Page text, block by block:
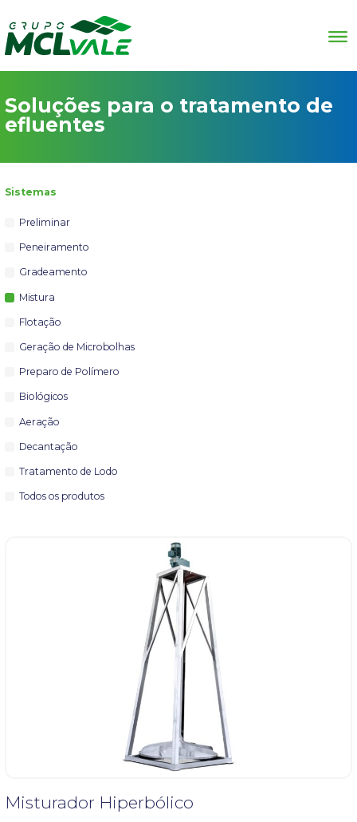
Soluções para o tratamento de
efluentes
Sistemas
Preliminar
Peneiramento
Gradeamento
Mistura
Flotação
Geração de Microbolhas
Preparo de Polímero
Biológicos
Aeração
Decantação
Tratamento de Lodo
Todos os produtos
Misturador Hiperbólico